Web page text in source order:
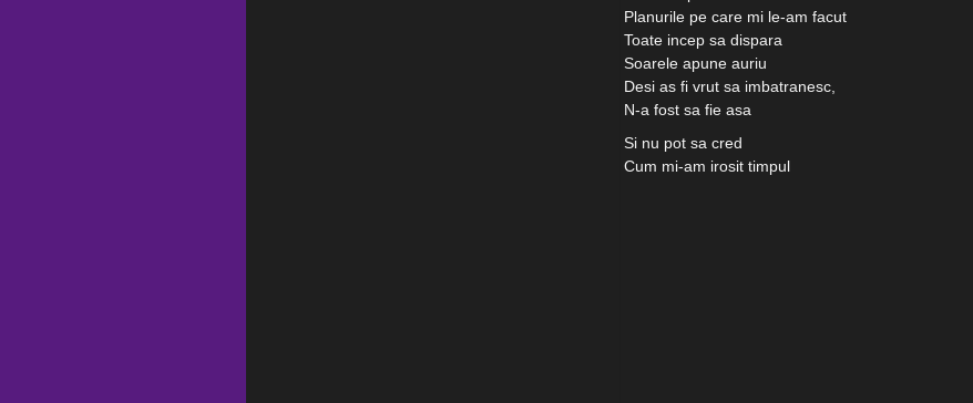
Planurile pe care mi le-am facut
Toate incep sa dispara
Soarele apune auriu
Desi as fi vrut sa imbatranesc,
N-a fost sa fie asa
Si nu pot sa cred
Cum mi-am irosit timpul